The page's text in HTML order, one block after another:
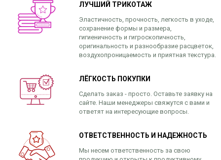
ЛУЧШИЙ ТРИКОТАЖ
Эластичность, прочность, легкость в уходе,
сохранение формы и размера,
гигиеничность и гигроскопичность,
оригинальность и разнообразие расцветок,
воздухопроницаемость и приятная текстура.
ЛЁГКОСТЬ ПОКУПКИ
Сделать заказ - просто. Оставьте заявку на
сайте. Наши менеджеры свяжутся с вами и
ответят на интересующие вопросы.
ОТВЕТСТВЕННОСТЬ И НАДЕЖНОСТЬ
Мы несем ответственность за свою